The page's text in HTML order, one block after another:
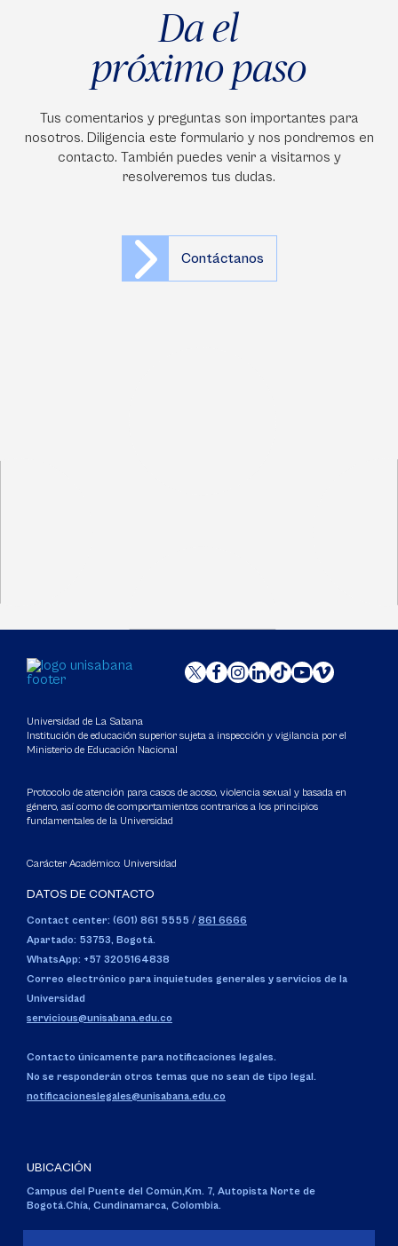
Da el
próximo paso
Tus comentarios y preguntas son importantes para
nosotros. Diligencia este formulario y nos pondremos en
contacto. También puedes venir a visitarnos y
resolveremos tus dudas.
Contáctanos
Universidad de La Sabana
Institución de educación superior sujeta a inspección y vigilancia por el
Ministerio de Educación Nacional
Protocolo de atención para casos de acoso, violencia sexual y basada en
género, así como de comportamientos contrarios a los principios
fundamentales de la Universidad
Carácter Académico: Universidad
DATOS DE CONTACTO
Contact center: (601) 861 5555 / 861 6666
Apartado: 53753, Bogotá.
WhatsApp: +57 3205164838
Correo electrónico para inquietudes generales y servicios de la
Universidad
servicious@unisabana.edu.co
Contacto únicamente para notificaciones legales.
No se responderán otros temas que no sean de tipo legal.
notificacioneslegales@unisabana.edu.co
UBICACIÓN
Campus del Puente del Común,Km. 7, Autopista Norte de
Bogotá.Chía, Cundinamarca, Colombia.